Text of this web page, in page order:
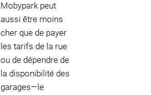
Mobypark peut
aussi être moins
cher que de payer
les tarifs de la rue
ou de dépendre de
la disponibilité des
garages—le